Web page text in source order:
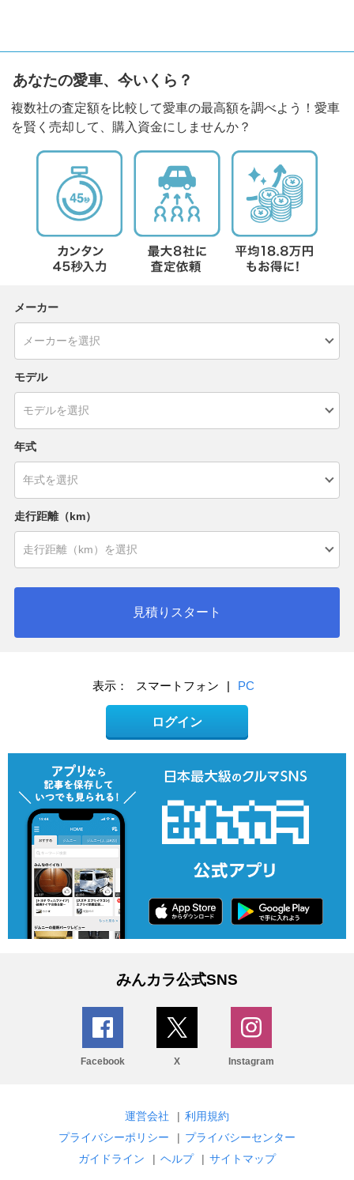
あなたの愛車、今いくら？
複数社の査定額を比較して愛車の最高額を調べよう！愛車
を賢く売却して、購入資金にしませんか？
メーカー
モデル
年式
走行距離（km）
見積りスタート
表示： スマートフォン | PC
ログイン
みんカラ公式SNS
Facebook X Instagram
運営会社 | 利用規約
プライバシーポリシー
| プライバシーセンター
ガイドライン
| ヘルプ | サイトマップ